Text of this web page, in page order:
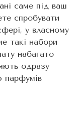
саме під ваш
спробувати
у власному
такі набори
набагато
одразу
парфумів